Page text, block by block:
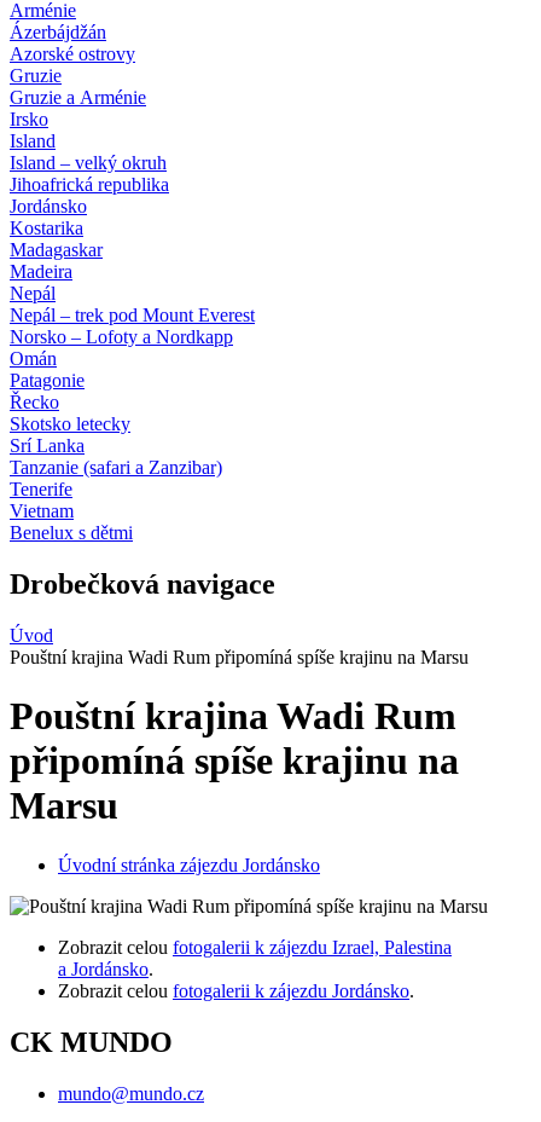
Arménie
Ázerbájdžán
Azorské ostrovy
Gruzie
Gruzie a Arménie
Irsko
Island
Island – velký okruh
Jihoafrická republika
Jordánsko
Kostarika
Madagaskar
Madeira
Nepál
Nepál – trek pod Mount Everest
Norsko – Lofoty a Nordkapp
Omán
Patagonie
Řecko
Skotsko letecky
Srí Lanka
Tanzanie (safari a Zanzibar)
Tenerife
Vietnam
Benelux s dětmi
Drobečková navigace
Úvod
Pouštní krajina Wadi Rum připomíná spíše krajinu na Marsu
Pouštní krajina Wadi Rum
připomíná spíše krajinu na
Marsu
Úvodní stránka zájezdu Jordánsko
Zobrazit celou fotogalerii k zájezdu Izrael, Palestina
a Jordánsko.
Zobrazit celou fotogalerii k zájezdu Jordánsko.
CK MUNDO
mundo@mundo.cz